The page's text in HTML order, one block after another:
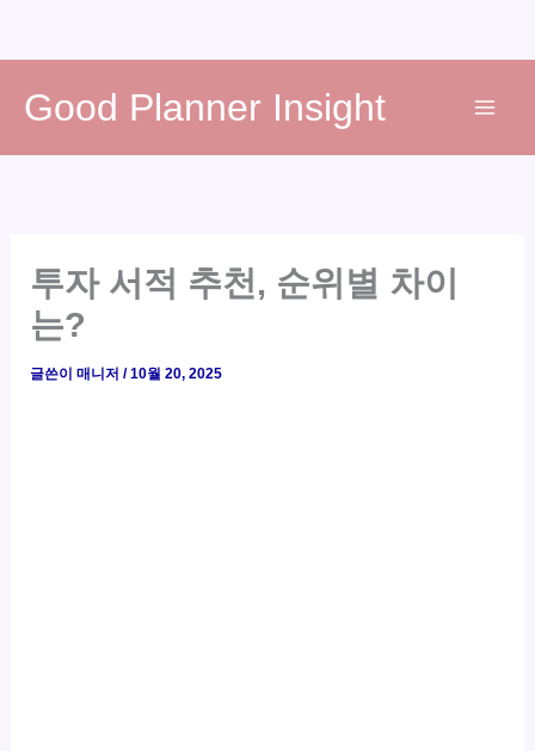
Good Planner Insight
투자 서적 추천, 순위별 차이
는?
글쓴이매니저/10월 20, 2025